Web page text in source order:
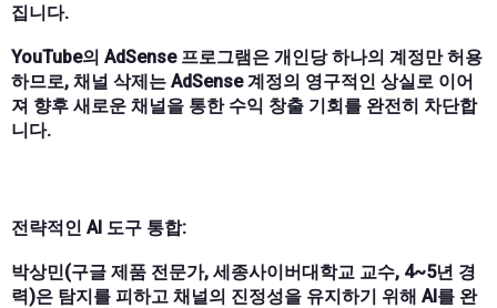
집니다.
YouTube의 AdSense 프로그램은 개인당 하나의 계정만 허용
하므로, 채널 삭제는 AdSense 계정의 영구적인 상실로 이어
져 향후 새로운 채널을 통한 수익 창출 기회를 완전히 차단합
니다.
전략적인 AI 도구 통합:
박상민(구글 제품 전문가, 세종사이버대학교 교수, 4~5년 경
력)은 탐지를 피하고 채널의 진정성을 유지하기 위해 AI를 완